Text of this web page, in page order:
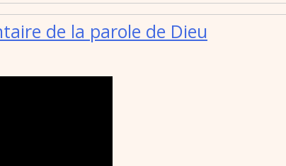
de la parole de Dieu